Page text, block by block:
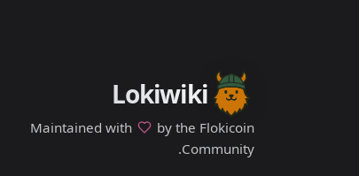
Lokiwiki
Maintained with
by the Flokicoin
Community.